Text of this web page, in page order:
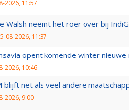
2026, 11:57
Walsh neemt het roer over bij
08-2026, 11:37
opent komende winter
2026, 10:46
blijft net als veel andere
2026, 9:00